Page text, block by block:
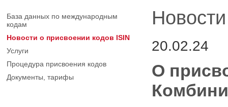
База данных по международным
кодам
Новости о присвоении кодов ISIN
Услуги
Процедура присвоения кодов
Документы, тарифы
20.02.24
О